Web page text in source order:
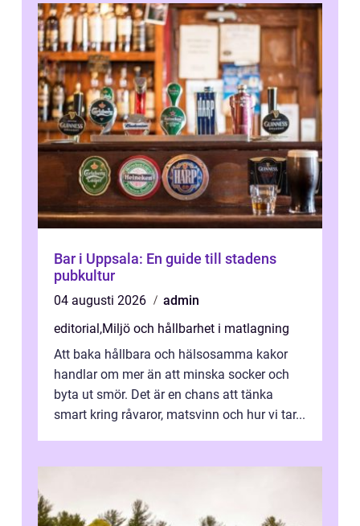
Bar i Uppsala: En guide till stadens
pubkultur
04 augusti 2026
admin
editorial,Miljö och hållbarhet i matlagning
Att baka hållbara och hälsosamma kakor
handlar om mer än att minska socker och
byta ut smör. Det är en chans att tänka
smart kring råvaror, matsvinn och hur vi tar...